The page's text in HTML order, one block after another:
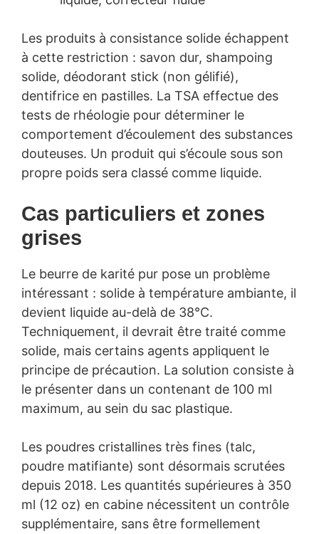
Les produits à consistance solide échappent
à cette restriction : savon dur, shampoing
solide, déodorant stick (non gélifié),
dentifrice en pastilles. La TSA effectue des
tests de rhéologie pour déterminer le
comportement d’écoulement des substances
douteuses. Un produit qui s’écoule sous son
propre poids sera classé comme liquide.
Cas particuliers et zones
grises
Le beurre de karité pur pose un problème
intéressant : solide à température ambiante, il
devient liquide au-delà de 38°C.
Techniquement, il devrait être traité comme
solide, mais certains agents appliquent le
principe de précaution. La solution consiste à
le présenter dans un contenant de 100 ml
maximum, au sein du sac plastique.
Les poudres cristallines très fines (talc,
poudre matifiante) sont désormais scrutées
depuis 2018. Les quantités supérieures à 350
ml (12 oz) en cabine nécessitent un contrôle
supplémentaire, sans être formellement